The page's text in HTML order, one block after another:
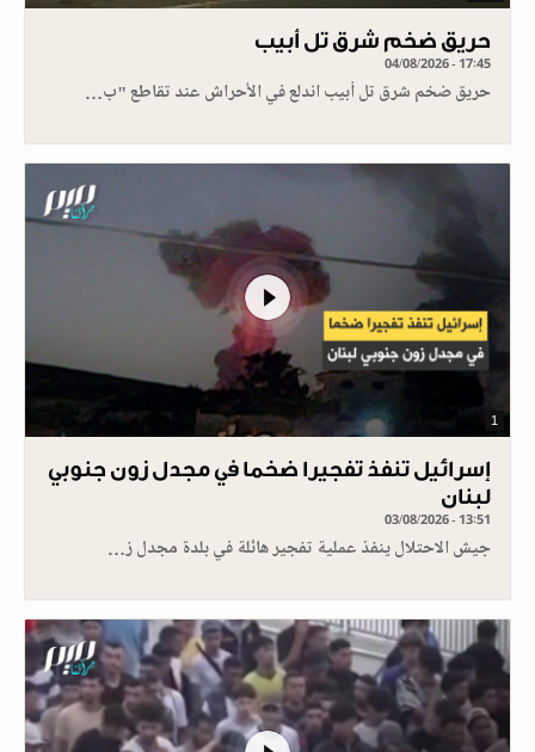
حريق ضخم شرق تل أبيب
04/08/2026 - 17:45
حريق ضخم شرق تل أبيب اندلع في الأحراش عند تقاطع "ب…
1
إسرائيل تنفذ تفجيرا ضخما في مجدل زون جنوبي
لبنان
03/08/2026 - 13:51
جيش الاحتلال ينفذ عملية تفجير هائلة في بلدة مجدل ز…